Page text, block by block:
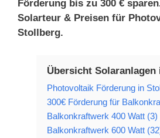
Förderung bis zu 300 €
Solarteur & Preisen für
Stollberg.
Übersicht
Photovoltaik Förderung in
300€ Förderung für
Balkonkraftwerk 400 Watt (3)
Balkonkraftwerk 600 Watt